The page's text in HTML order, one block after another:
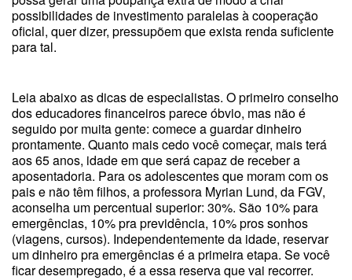
possibilidades de investimento paralelas à cooperação
oficial, quer dizer, pressupõem que exista renda suficiente
para tal.
Leia abaixo as dicas de especialistas. O primeiro conselho
dos educadores financeiros parece óbvio, mas não é
seguido por muita gente: comece a guardar dinheiro
prontamente. Quanto mais cedo você começar, mais terá
aos 65 anos, idade em que será capaz de receber a
aposentadoria. Para os adolescentes que moram com os
pais e não têm filhos, a professora Myrian Lund, da FGV,
aconselha um percentual superior: 30%. São 10% para
emergências, 10% pra previdência, 10% pros sonhos
(viagens, cursos). Independentemente da idade, reservar
um dinheiro pra emergências é a primeira etapa. Se você
ficar desempregado, é a essa reserva que vai recorrer.